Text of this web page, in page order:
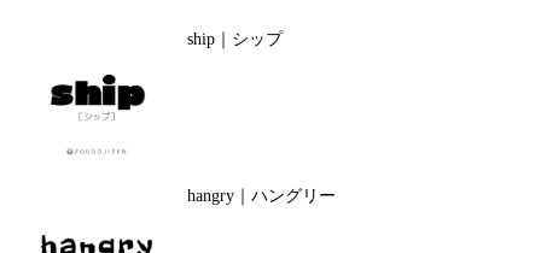
ship｜シップ
hangry｜ハングリー